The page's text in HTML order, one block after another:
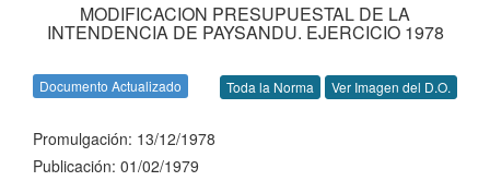
MODIFICACION PRESUPUESTAL DE LA
INTENDENCIA DE PAYSANDU. EJERCICIO 1978
Documento Actualizado Toda la Norma Ver Imagen del D.O.
Promulgación: 13/12/1978
Publicación: 01/02/1979